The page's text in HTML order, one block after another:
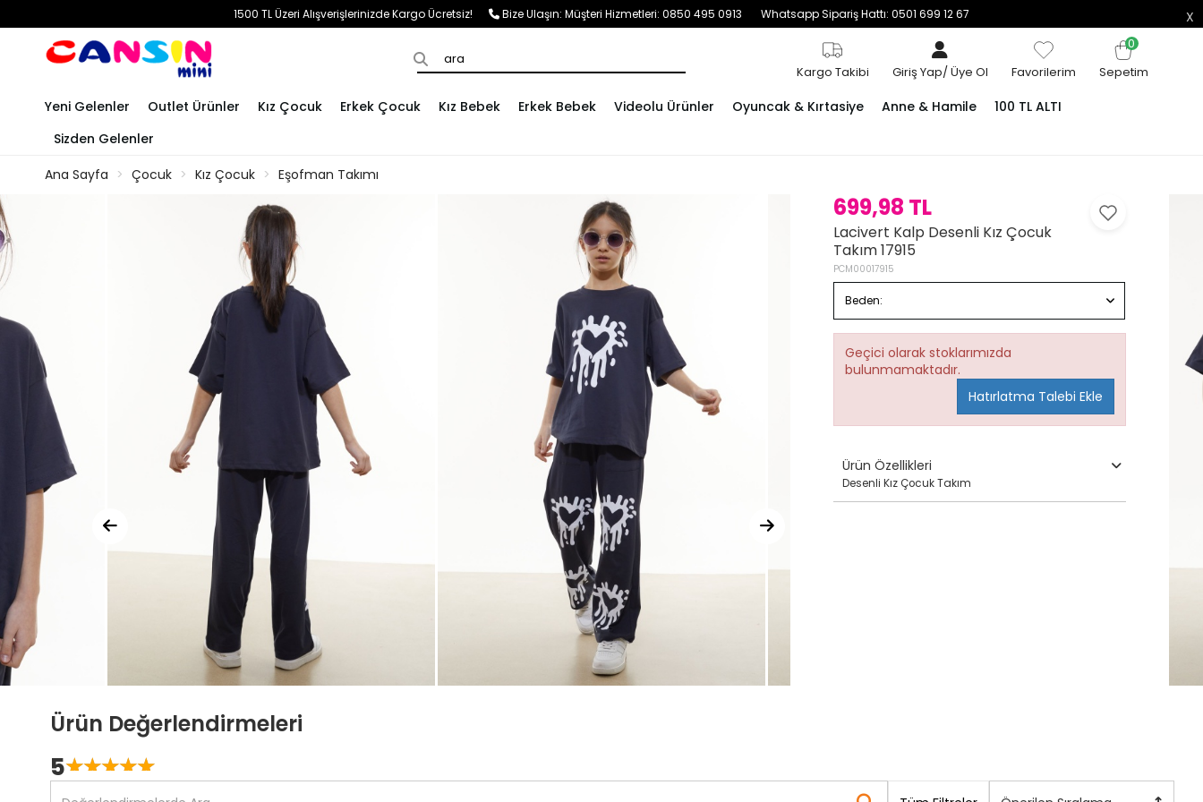
1500 TL Üzeri Alışverişlerinizde Kargo Ücretsiz! Bize Ulaşın: Müşteri Hizmetleri: 0850 495 0913 Whatsapp Sipariş Hattı: 0501 699 12 67
Kargo Takibi Giriş Yap/Üye Ol Favorilerim
0
Sepetim
Yeni Gelenler Outlet Ürünler Kız Çocuk Erkek Çocuk Kız Bebek Erkek Bebek Videolu Ürünler Oyuncak & Kırtasiye Anne & Hamile
100 TL ALTI
Sizden Gelenler
Ana Sayfa
Çocuk Kız Çocuk Eşofman Takımı
699,98 TL
Lacivert Kalp Desenli Kız Çocuk
Takım 17915
PCM00017915
Beden:
Geçici olarak stoklarımızda
bulunmamaktadır.
Hatırlatma Talebi Ekle
Ürün Özellikleri
Desenli Kız Çocuk Takım
Ürün Değerlendirmeleri
5☆☆☆☆☆
★★★★★